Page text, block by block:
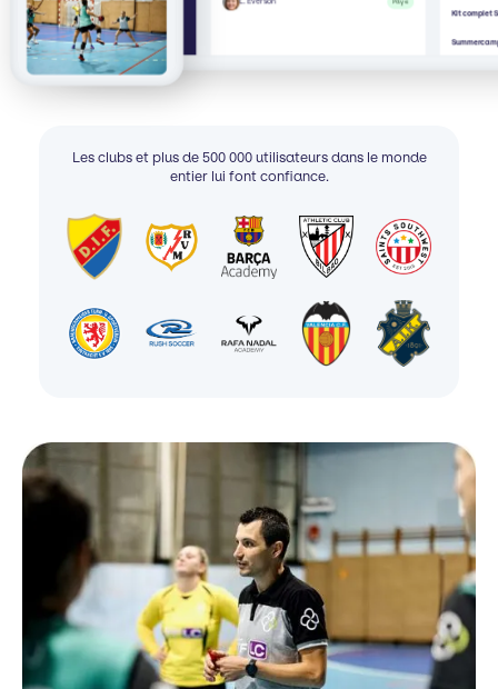
Kit complet
Les clubs et plus de 500 000 utilisateurs dans le monde
entier lui font confiance.